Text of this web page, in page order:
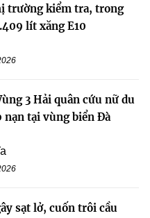
trường kiểm tra, trong
lít xăng E10
3 Hải quân cứu nữ du
nạn tại vùng biển Đà
sạt lở, cuốn trôi cầu